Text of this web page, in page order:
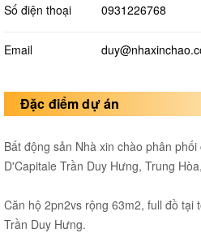
Số điện thoại 0931226768
Email
Đặc điểm dự án
Bất động sản Nhà xin chào phân
D'Capitale Trần Duy Hưng, Trung
Căn hộ 2pn2vs rộng 63m2, full đồ tại
Trần Duy Hưng.